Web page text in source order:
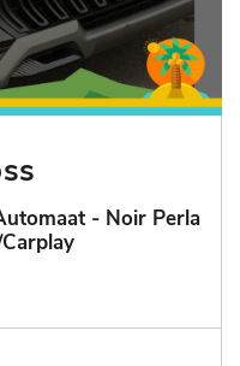
- Noir Perla